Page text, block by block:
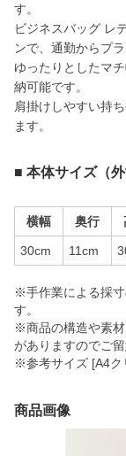
す。
ビジネスバッグ レ
ンで、通勤からプ
ゆったりとしたマ
納可能です。
肩掛けしやすい持
ます。
■ 本体サイズ（
横幅 奥行
30cm 11cm
※手作業による採
す。
※商品の構造や素
がありますのでご留
※参考サイズ [A4ク
商品画像